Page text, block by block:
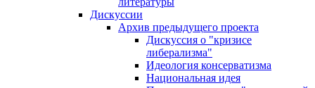
Дискуссии
Архив предыдущего проекта
Дискуссия о "кризисе
либерализма"
Идеология консерватизма
Национальная идея